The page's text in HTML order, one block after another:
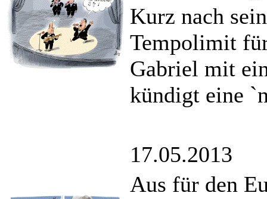
Kurz nach
Tempolimit
Gabriel mit
kündigt eine
17.05.2013
Aus für den